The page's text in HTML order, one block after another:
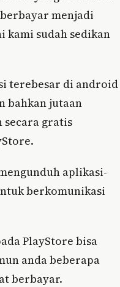
menjadi
sudah sedikan
terebesar di android
bahkan jutaan
secara gratis
aplikasi-
berkomunikasi
PlayStore bisa
anda beberapa
berbayar.